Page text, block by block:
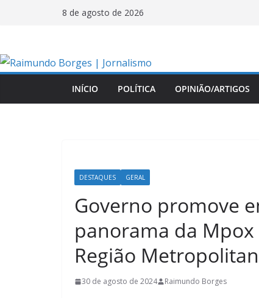
conteúdo
8 de agosto de 2026
INÍCIO POLÍTICA OPINIÃO/ARTIGOS
DESTAQUES GERAL
Governo promove
panorama da
Região
30 de agosto de 2024 Raimundo Borges